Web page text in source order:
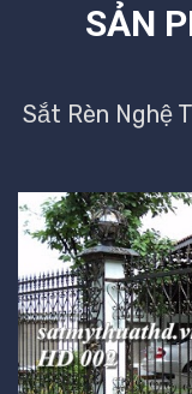
SẢN
Sắt Rèn Nghệ